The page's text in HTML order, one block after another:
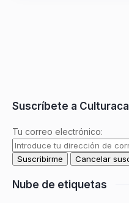
Suscríbete a Culturaca
Tu correo electrónico:
Nube de etiquetas